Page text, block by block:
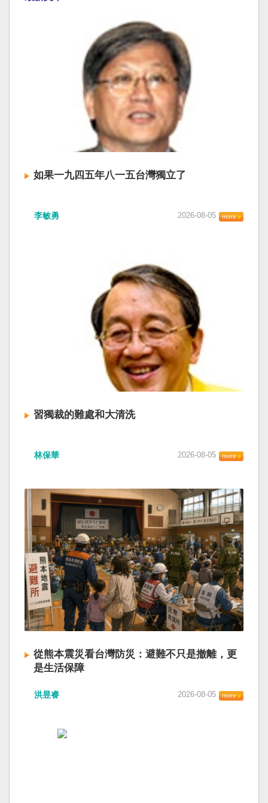
如果一九四五年八一五台灣獨立了
李敏勇 2026-08-05
習獨裁的難處和大清洗
林保華 2026-08-05
從熊本震災看台灣防災：避難不只是撤離，更
是生活保障
洪昱睿 2026-08-05